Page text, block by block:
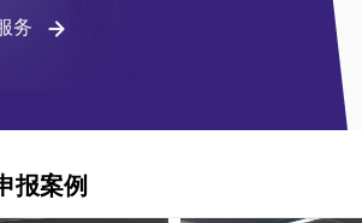
务
报案例